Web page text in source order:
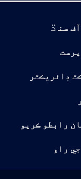
سن ڌ
ڊائريڪٽر
رابطو ڪريو
راءِ